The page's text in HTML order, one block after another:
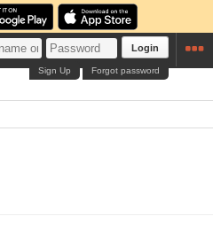
Login
Forgot password
Sign Up